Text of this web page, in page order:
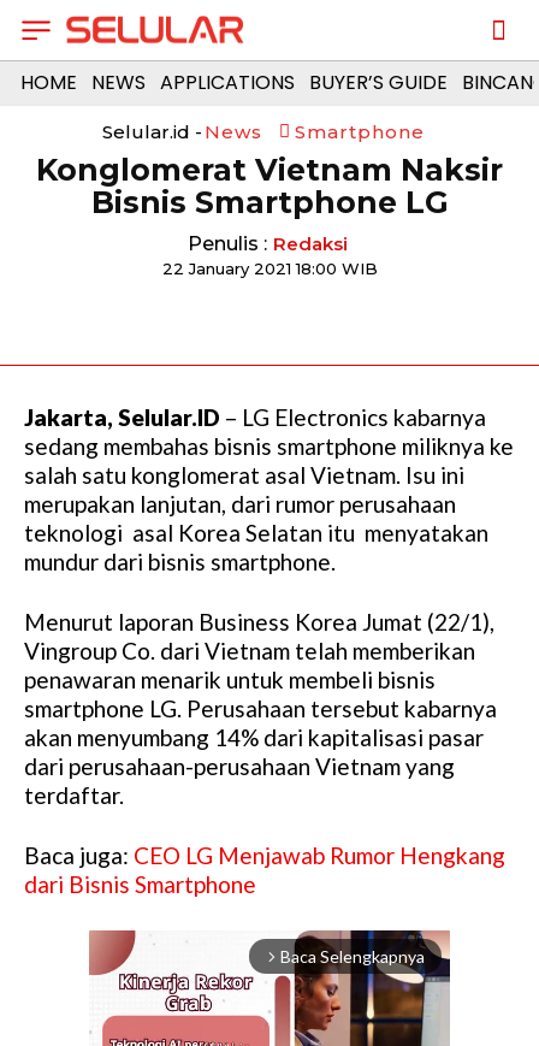
HOME NEWS APPLICATIONS BUYER’S GUIDE
Selular.id - News Smartphone
Konglomerat Vietnam Naksir
Bisnis Smartphone LG
Penulis : Redaksi
22 January 2021 18:00 WIB
Jakarta, Selular.ID – LG Electronics kabarnya
sedang membahas bisnis smartphone miliknya ke
salah satu konglomerat asal Vietnam. Isu ini
merupakan lanjutan, dari rumor perusahaan
teknologi asal Korea Selatan itu menyatakan
mundur dari bisnis smartphone.
Menurut laporan Business Korea Jumat (22/1),
Vingroup Co. dari Vietnam telah memberikan
penawaran menarik untuk membeli bisnis
smartphone LG. Perusahaan tersebut kabarnya
akan menyumbang 14% dari kapitalisasi pasar
dari perusahaan-perusahaan Vietnam yang
terdaftar.
Baca juga: CEO LG Menjawab Rumor Hengkang
dari Bisnis Smartphone
arrow_forward_ios Baca Selengkapnya